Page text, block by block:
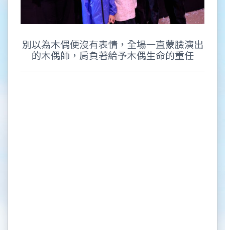
別以為木偶便沒有表情，全場一直蒙臉演出
的木偶師，肩負著給予木偶生命的重任